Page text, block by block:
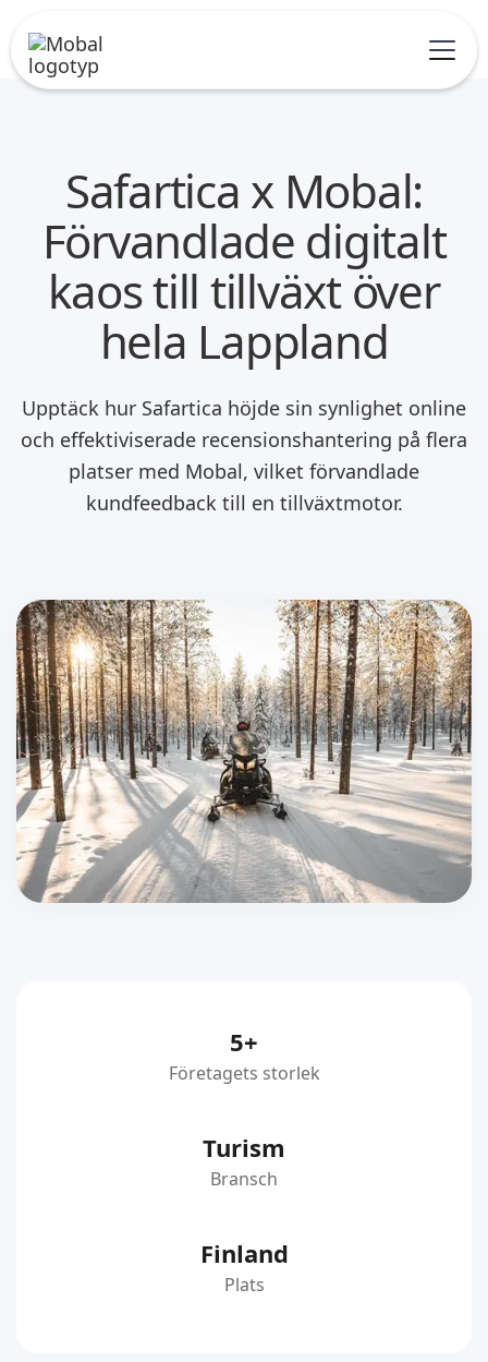
Safartica x Mobal:
Förvandlade digitalt
kaos till tillväxt över
hela Lappland
Upptäck hur Safartica höjde sin synlighet online
och effektiviserade recensionshantering på flera
platser med Mobal, vilket förvandlade
kundfeedback till en tillväxtmotor.
5+
Företagets storlek
Turism
Bransch
Finland
Plats